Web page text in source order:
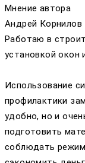
Мнение автора
Андрей Корнилов
Работаю в
установкой окон
Использование
профилактики
удобно, но и
подготовить
соблюдать